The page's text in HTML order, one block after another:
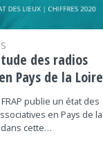
des radios
Pays de la Loire
publie un état des
en Pays de la
cette…